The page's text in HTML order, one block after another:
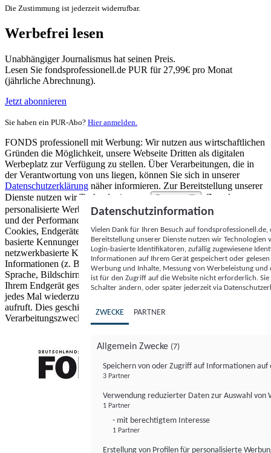
Die Zustimmung ist jederzeit widerrufbar.
Werbefrei lesen
Unabhängiger Journalismus hat seinen Preis.
Lesen Sie fondsprofessionell.de PUR für 27,99€ pro Monat
(jährliche Abrechnung).
Jetzt abonnieren
Sie haben ein PUR-Abo? Hier anmelden.
FONDS professionell mit Werbung: Wir nutzen aus wirtschaftlichen
Gründen die Möglichkeit, unsere Webseite Dritten als digitalen
Werbeplatz zur Verfügung zu stellen. Über Verarbeitungen, die in
der Verantwortung von uns liegen, können Sie sich in unserer
Datenschutzerklärung näher informieren. Zur Bereitstellung unserer
Dienste nutzen wir Technologien von
Partnern (5)
. Zwecke:
personalisierte Werbung und Inhalte, Messung von Werbeleistung
und der Performance von Inhalten sowie Zielgruppenforschung.
Cookies, Endgeräte- oder ähnliche Online-Kennungen (z. B. login-
basierte Kennungen, zufällig generierte Kennungen,
netzwerkbasierte Kennungen) können zusammen mit anderen
Informationen (z. B. Browsertyp und Browserinformationen,
Sprache, Bildschirmgröße, unterstützte Technologien usw.) auf
Ihrem Endgerät gespeichert oder von dort ausgelesen werden, um es
jedes Mal wiederzuerkennen, wenn es eine App oder einer Webseite
aufruft. Dies geschieht für einen oder mehrere der hier aufgeführten
Verarbeitungszwecke.
Datenschutzinformation
Vielen Dank für Ihren Besuch auf
Bereitstellung unserer Dienste nutzen wir Technologien
Login-basierte Identifikatoren, zufällig zugewiesene
Informationen auf Ihrem Gerät gespeichert oder
Werbung und Inhalte, Messung von Werbeleistung
ist für den Zugriff auf die Website nicht erforderlich.
Schalter ändern, oder später jederzeit via
ZWECKE PARTNER
Allgemein Zwecke (7)
Speichern von oder Zugriff auf Informationen auf
3 Partner
Verwendung reduzierter Daten zur Auswahl von
1 Partner
- mit berechtigtem Interesse
1 Partner
Erstellung von Profilen für personalisierte
FONDS professionell